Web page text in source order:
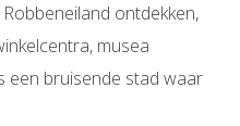
ontdekken,
musea
een bruisende stad waar